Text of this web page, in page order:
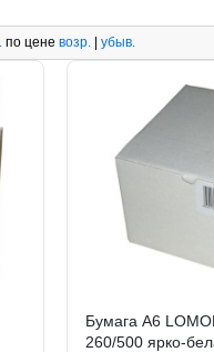
по цене возр. | убыв.
Бумага А6
260/500 ярко-